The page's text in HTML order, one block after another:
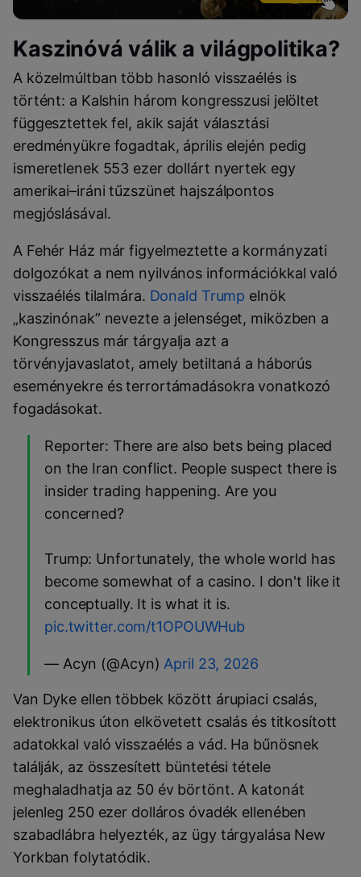
Kaszinóvá válik a világpolitika?
A közelmúltban több hasonló visszaélés is
történt: a Kalshin három kongresszusi jelöltet
függesztettek fel, akik saját választási
eredményükre fogadtak, április elején pedig
ismeretlenek 553 ezer dollárt nyertek egy
amerikai–iráni tűzszünet hajszálpontos
megjóslásával.
A Fehér Ház már figyelmeztette a kormányzati
dolgozókat a nem nyilvános információkkal való
visszaélés tilalmára. Donald Trump elnök
„kaszinónak” nevezte a jelenséget, miközben a
Kongresszus már tárgyalja azt a
törvényjavaslatot, amely betiltaná a háborús
eseményekre és terrortámadásokra vonatkozó
fogadásokat.
Reporter: There are also bets being placed
on the Iran conflict. People suspect there is
insider trading happening. Are you
concerned?
Trump: Unfortunately, the whole world has
become somewhat of a casino. I don't like it
conceptually. It is what it is.
pic.twitter.com/t1OPOUWHub
— Acyn (@Acyn) April 23, 2026
Van Dyke ellen többek között árupiaci csalás,
elektronikus úton elkövetett csalás és titkosított
adatokkal való visszaélés a vád. Ha bűnösnek
találják, az összesített büntetési tétele
meghaladhatja az 50 év börtönt. A katonát
jelenleg 250 ezer dolláros óvadék ellenében
szabadlábra helyezték, az ügy tárgyalása New
Yorkban folytatódik.